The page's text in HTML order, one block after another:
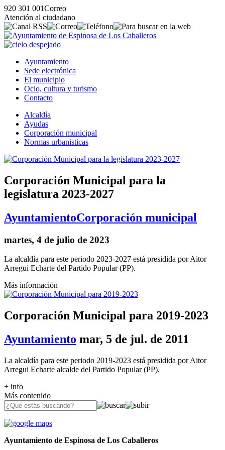
920 301 001Correo
Atención al ciudadano
Ayuntamiento
Sede electrónica
El municipio
Ocio, cultura y turismo
Contacto
Alcaldía
Ayudas
Corporación municipal
Normas urbanisticas
Corporación Municipal para la
legislatura 2023-2027
AyuntamientoCorporación municipal
martes, 4 de julio de 2023
La alcaldía para este periodo 2023-2027 está presidida por Aitor
Arregui Echarte del Partido Popular (PP).
Más información
Corporación Municipal para 2019-2023
Ayuntamiento mar, 5 de jul. de 2011
La alcaldía para este periodo 2019-2023 está presidida por Aitor
Arregui Echarte alcalde del Partido Popular (PP).
+ info
Más contenido
Ayuntamiento de Espinosa de Los Caballeros